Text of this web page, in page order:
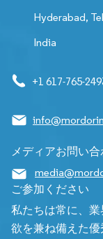
Hyderabad,
India
+1 617-765-
メディアお問い合
ご参加ください
私たちは常に、
欲を兼ね備えた優